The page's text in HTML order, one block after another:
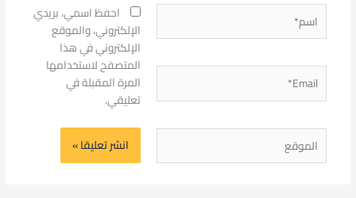
اسم*
Email*
الموقع
احفظ اسمي، بريدي
الإلكتروني، والموقع
الإلكتروني في هذا
المتصفح لاستخدامها
المرة المقبلة في
تعليقي.